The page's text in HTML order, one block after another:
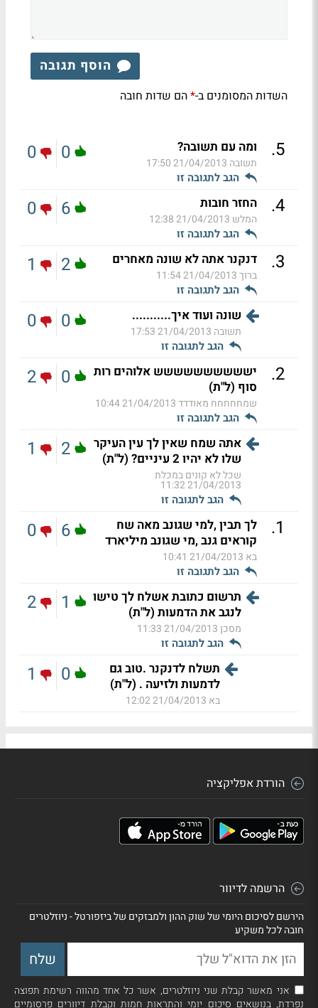
הוסף תגובה
השדות המסומנים ב-*הם שדות חובה
5
. ומה עם תשובה?
תשובה 21/04/2013 17:50
הגב לתגובה זו
0
0
4
. החזר חובות
המלש 21/04/2013 12:38
הגב לתגובה זו
6
0
3
. דנקנר אתה לא שונה מאחרים
ברוך21/04/2013 11:54
הגב לתגובה זו
2
1
שונה ועוד איך...........
תשובה 21/04/2013 17:53
הגב לתגובה זו
0
0
2
.
ישששששששששש אלוהים רות
סוף (ל"ת)
שמחחחחח מאודדד21/04/2013 10:44
הגב לתגובה זו
0
2
אתה שמח שאין לך עין העיקר
שלו לא יהיו 2 עיניים? (ל"ת)
שכל לא קונים במכלת
21/04/2013 11:32
הגב לתגובה זו
2
1
1
.
לך תבין ,למי שגונב מאה שח
קוראים גנב ,מי שגונב מיליארד
בא 21/04/2013 10:41
הגב לתגובה זו
6
0
תרשום כתובת אשלח לך טישו
לנגב את הדמעות (ל"ת)
מסכן21/04/2013 11:33
הגב לתגובה זו
1
2
תשלח לדנקנר .טוב גם
לדמעות ולזיעה . (ל"ת)
בא 21/04/2013 12:02
0
1
הורדת אפליקציה
הרשמה לדיוור
הירשם לסיכום היומי של שוק ההון ולמבזקים של ביזפורטל - ניוזלטרים
חובה לכל משקיע
אני מאשר קבלת שני ניוזלטרים, אשר כל אחד מהווה רשימת תפוצה
נפרדת, בנושאים סיכום יומי והתראות חמות וקבלת דיוורים פרסומיים